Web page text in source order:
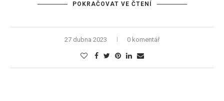
POKRAČOVAT VE ČTENÍ
27 dubna 2023 0 komentář